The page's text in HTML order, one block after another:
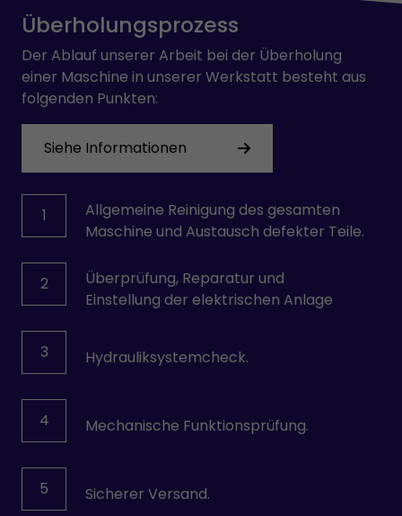
Überholungsprozess
Der Ablauf unserer Arbeit bei der Überholung
einer Maschine in unserer Werkstatt besteht aus
folgenden Punkten:
Siehe Informationen
1
Allgemeine Reinigung des gesamten
Maschine und Austausch defekter Teile.
2
Überprüfung, Reparatur und
Einstellung der elektrischen Anlage
3 Hydrauliksystemcheck.
4 Mechanische Funktionsprüfung.
5 Sicherer Versand.